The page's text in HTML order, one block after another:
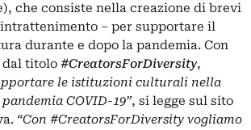
che consiste nella creazione di brevi
– per supportare il
durante e dopo la pandemia. Con
dal titolo #CreatorsForDiversity,
le istituzioni culturali nella
COVID-19”, si legge sul sito
“Con #CreatorsForDiversity vogliamo